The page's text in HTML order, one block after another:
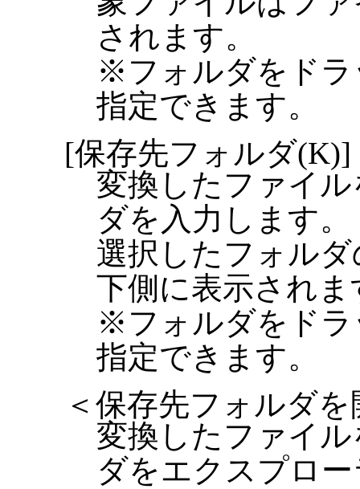
されます。
※フォルダをドラ
指定できます。
[保存先フォルダ(K)]
変換したファイ
ダを入力します。
選択したフォル
下側に表示されま
※フォルダをドラ
指定できます。
＜保存先フォルダ
変換したファイ
ダをエクスプロ